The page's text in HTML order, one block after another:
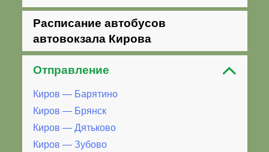
Расписание автобусов
автовокзала Кирова
Отправление
Киров — Барятино
Киров — Брянск
Киров — Дятьково
Киров — Зубово